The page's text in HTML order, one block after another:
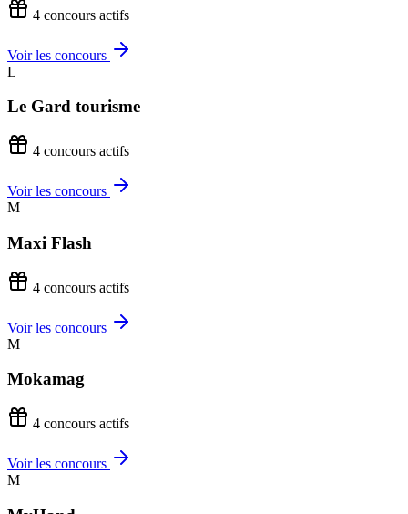
4 concours actifs
Voir les concours
L
Le Gard tourisme
4 concours actifs
Voir les concours
M
Maxi Flash
4 concours actifs
Voir les concours
M
Mokamag
4 concours actifs
Voir les concours
M